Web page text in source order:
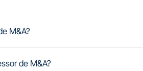
M&A?
de M&A?